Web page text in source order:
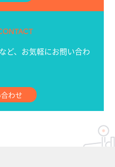
ど、お気軽にお問い合わ
わせ